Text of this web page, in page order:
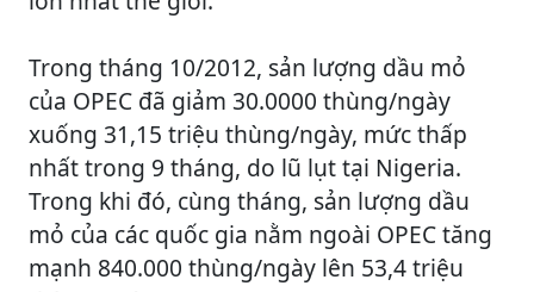
Trong tháng 10/2012, sản lượng dầu mỏ
của OPEC đã giảm 30.0000 thùng/ngày
xuống 31,15 triệu thùng/ngày, mức thấp
nhất trong 9 tháng, do lũ lụt tại Nigeria.
Trong khi đó, cùng tháng, sản lượng dầu
mỏ của các quốc gia nằm ngoài OPEC tăng
mạnh 840.000 thùng/ngày lên 53,4 triệu